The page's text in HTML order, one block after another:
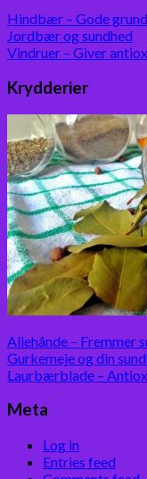
Hindbær – Gode
Jordbær og sundhed
Vindruer – Giver
Krydderier
Allehånde – Fremmer
Gurkemeje og din
Laurbærblade –
Meta
Log in
Entries feed